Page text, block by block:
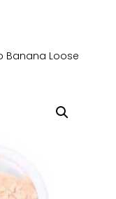
Banana Loose